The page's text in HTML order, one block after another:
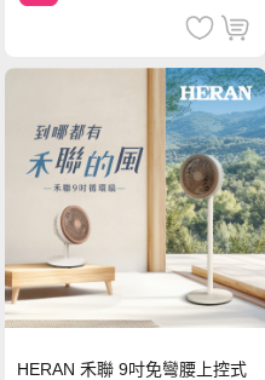
HERAN 禾聯 9吋免彎腰上控式